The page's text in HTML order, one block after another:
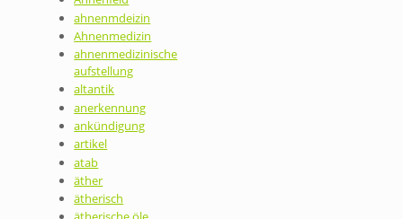
ahnenmdeizin
Ahnenmedizin
ahnenmedizinische
aufstellung
altantik
anerkennung
ankündigung
artikel
atab
äther
ätherisch